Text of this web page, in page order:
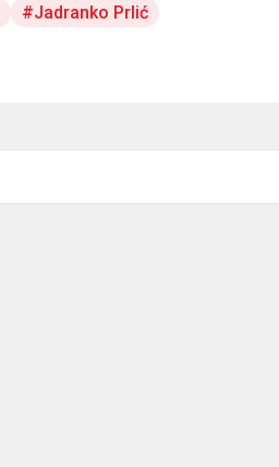
Jadranko Prlić